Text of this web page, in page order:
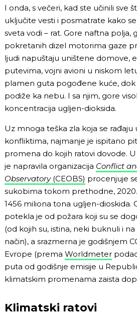
I onda, s večeri, kad ste učinili sve
uključite vesti i posmatrate kako
sveta vodi – rat. Gore naftna polja,
pokretanih dizel motorima gaze
ljudi napuštaju uništene domove,
putevima, vojni avioni u niskom
plamen guta pogođene kuće, dok
podiže ka nebu. I sa njim, gore
koncentracija ugljen-dioksida.
Uz mnoga teška zla koja se rađaju
konfliktima, najmanje je ispitano
promena do kojih ratovi dovode. U
je napravila organizacija Conflict
Observatory(CEOBS) procenjuje
sukobima tokom prethodne,
1456 miliona tona ugljen-dioskida.
potekla je od požara koji su se
(od kojih su, istina, neki buknuli i
način), a srazmerna je godišnjem
Evrope (prema Worldmeter
puta od godišnje emisije u
klimatskim promenama zaista
Klimatski ratovi